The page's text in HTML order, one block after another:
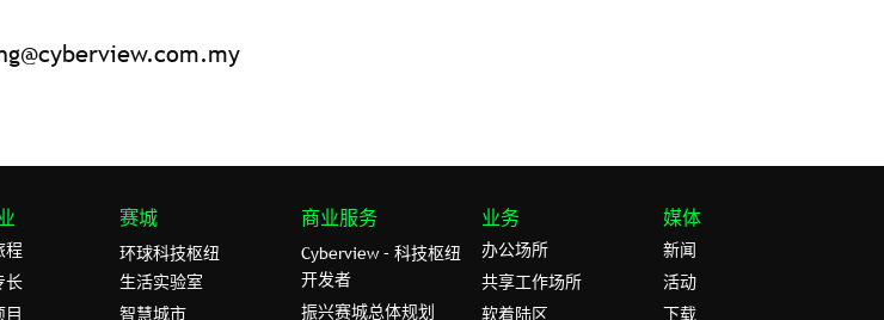
程
⻓
目
赛城
环球科技枢纽
生活实验室
智慧城市
商业服务
Cyberview – 科技枢纽
开发者
振兴赛城总体规划
业务
办公场所
共享工作场所
软着陆区
媒体
新闻
活动
下载